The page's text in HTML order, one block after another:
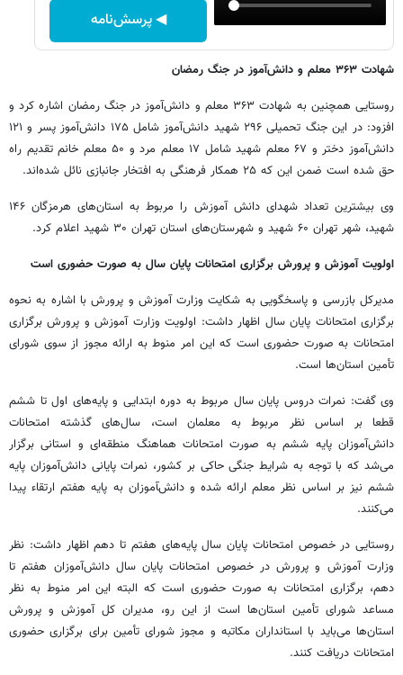
◀ پرسش‌نامه
شهادت ۳۶۳ معلم و دانش‌آموز در جنگ رمضان
روستایی همچنین به شهادت ۳۶۳ معلم و دانش‌آموز در جنگ رمضان اشاره کرد و
افزود: در این جنگ تحمیلی ۲۹۶ شهید دانش‌آموز شامل ۱۷۵ دانش‌آموز پسر و ۱۲۱
دانش‌آموز دختر و ۶۷ معلم شهید شامل ۱۷ معلم مرد و ۵۰ معلم خانم تقدیم راه
حق شده است ضمن این که ۲۵ همکار فرهنگی به افتخار جانبازی نائل شده‌اند.
وی بیشترین تعداد شهدای دانش آموزش را مربوط به استان‌های هرمزگان ۱۴۶
شهید، شهر تهران ۶۰ شهید و شهرستان‌های استان تهران ۳۰ شهید اعلام کرد.
اولویت آموزش و پرورش برگزاری امتحانات پایان سال به صورت حضوری است
مدیرکل بازرسی و پاسخگویی به شکایت وزارت آموزش و پرورش با اشاره به نحوه
برگزاری امتحانات پایان سال اظهار داشت: اولویت وزارت آموزش و پرورش برگزاری
امتحانات به صورت حضوری است که این امر منوط به ارائه مجوز از سوی شورای
تأمین استان‌ها است.
وی گفت: نمرات دروس پایان سال مربوط به دوره ابتدایی و پایه‌های اول تا ششم
قطعا بر اساس نظر مربوط به معلمان است، سال‌های گذشته امتحانات
دانش‌آموزان پایه ششم به صورت امتحانات هماهنگ منطقه‌ای و استانی برگزار
می‌شد که با توجه به شرایط جنگی حاکی بر کشور، نمرات پایانی دانش‌آموزان پایه
ششم نیز بر اساس نظر معلم ارائه شده و دانش‌‍آموزان به پایه هفتم ارتقاء پیدا
می‌کنند.
روستایی در خصوص امتحانات پایان سال پایه‌های هفتم تا دهم اظهار داشت: نظر
وزارت آموزش و پرورش در خصوص امتحانات پایان سال دانش‌آموزان هفتم تا
دهم، برگزاری امتحانات به صورت حضوری است که البته این امر منوط به نظر
مساعد شورای تأمین استان‌ها است از این رو، مدیران کل آموزش و پرورش
استان‌ها می‌باید با استانداران مکاتبه و مجوز شورای تأمین برای برگزاری حضوری
امتحانات دریافت کنند.